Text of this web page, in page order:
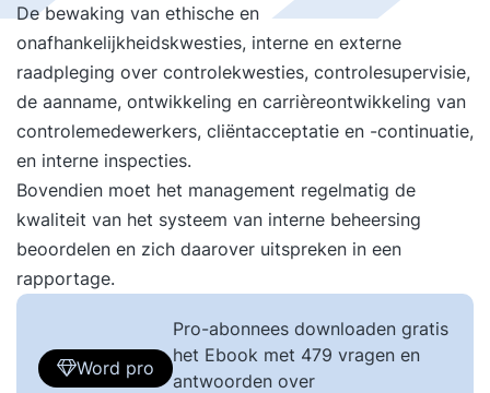
De bewaking van ethische en
onafhankelijkheidskwesties, interne en externe
raadpleging over controlekwesties, controlesupervisie,
de aanname, ontwikkeling en carrièreontwikkeling van
controlemedewerkers, cliëntacceptatie en -continuatie,
en interne inspecties.
Bovendien moet het management regelmatig de
kwaliteit van het systeem van interne beheersing
beoordelen en zich daarover uitspreken in een
rapportage.
Word pro
Pro-abonnees downloaden gratis
het Ebook met 479 vragen en
antwoorden over